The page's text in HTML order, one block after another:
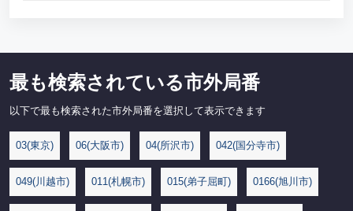
最も検索されている市外局番
以下で最も検索された市外局番を選択して表示できます
03(東京) 06(大阪市) 04(所沢市) 042(国分寺市)
049(川越市) 011(札幌市) 015(弟子屈町) 0166(旭川市)